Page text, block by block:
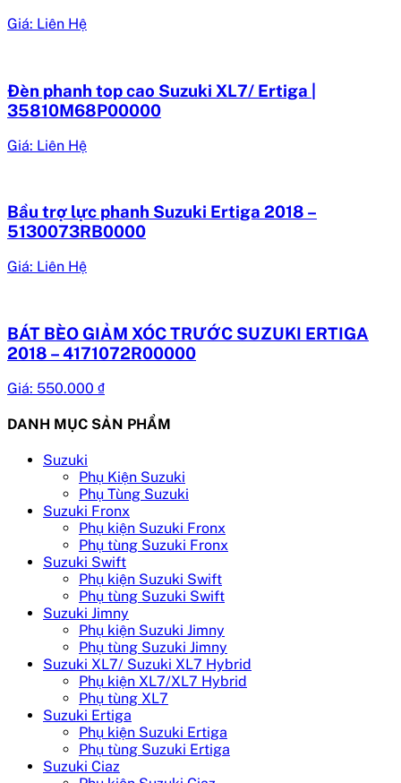
Giá: Liên Hệ
Đèn phanh top cao Suzuki XL7/ Ertiga |
35810M68P00000
Giá: Liên Hệ
Bầu trợ lực phanh Suzuki Ertiga 2018 –
5130073RB0000
Giá: Liên Hệ
BÁT BÈO GIẢM XÓC TRƯỚC SUZUKI ERTIGA
2018 – 4171072R00000
Giá: 550.000 ₫
DANH MỤC SẢN PHẨM
Suzuki
Phụ Kiện Suzuki
Phụ Tùng Suzuki
Suzuki Fronx
Phụ kiện Suzuki Fronx
Phụ tùng Suzuki Fronx
Suzuki Swift
Phụ kiện Suzuki Swift
Phụ tùng Suzuki Swift
Suzuki Jimny
Phụ kiện Suzuki Jimny
Phụ tùng Suzuki Jimny
Suzuki XL7/ Suzuki XL7 Hybrid
Phụ kiện XL7/XL7 Hybrid
Phụ tùng XL7
Suzuki Ertiga
Phụ kiện Suzuki Ertiga
Phụ tùng Suzuki Ertiga
Suzuki Ciaz